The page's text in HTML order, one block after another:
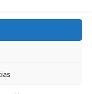
frequentes
nosso site
07